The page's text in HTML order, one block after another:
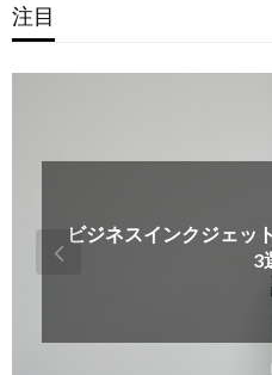
注目
ビジネスインクジェッ
3